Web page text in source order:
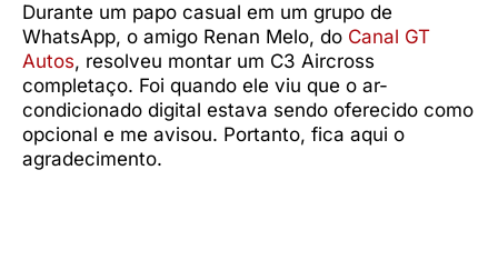
Durante um papo casual em um grupo de
WhatsApp, o amigo Renan Melo, do Canal GT
Autos, resolveu montar um C3 Aircross
completaço. Foi quando ele viu que o ar-
condicionado digital estava sendo oferecido como
opcional e me avisou. Portanto, fica aqui o
agradecimento.